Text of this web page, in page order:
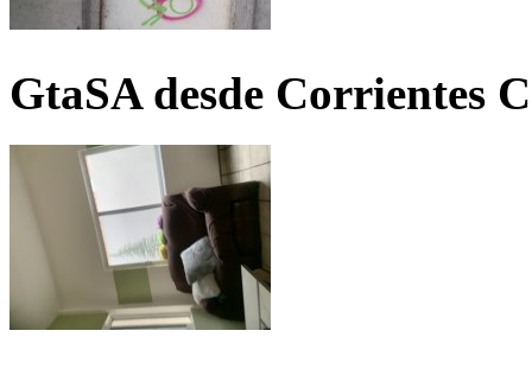
GtaSA desde Corrientes